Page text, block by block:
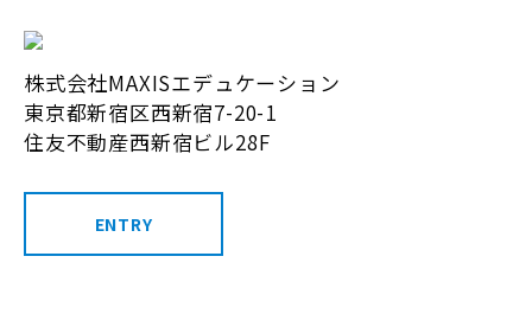
株式会社MAXISエデュケーション
東京都新宿区西新宿7-20-1
住友不動産西新宿ビル28F
ENTRY